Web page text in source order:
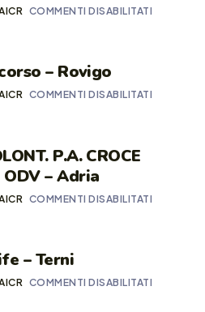
COMMENTI DISABILITATI
– Rovigo
COMMENTI DISABILITATI
P.A. CROCE
ODV – Adria
COMMENTI DISABILITATI
– Terni
COMMENTI DISABILITATI